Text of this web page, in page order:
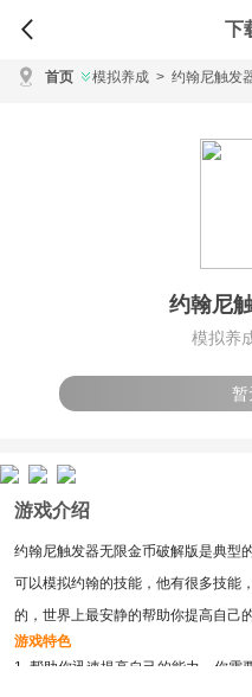
下
首页 模拟养成 > 约翰尼触发
约翰尼
模拟养
暂
游戏介绍
约翰尼触发器无限金币破解版是典型
可以模拟约翰的技能，他有很多技能
的，世界上最安静的帮助你提高自己
游戏特色
1 .帮助你迅速提高自己的能力，你需